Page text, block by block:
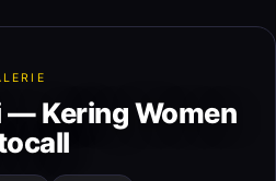
— Kering Women